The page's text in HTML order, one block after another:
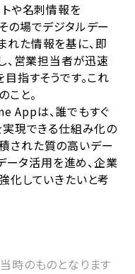
や名刺情報を
の場でデジタルデー
れた情報を基に、即
、営業担当者が迅速
指すそうです。これ
と。
Appは、誰でもすぐ
現できる仕組み化の
された質の高いデー
ータ活用を進め、企業
化していきたいと考
時のものとなります